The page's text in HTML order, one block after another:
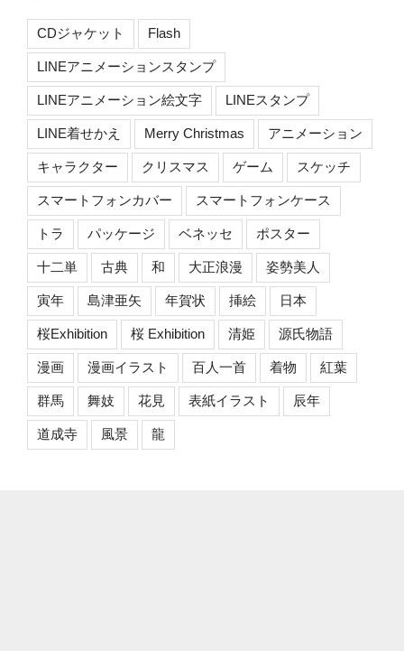
CDジャケット Flash
LINEアニメーションスタンプ
LINEアニメーション絵文字 LINEスタンプ
LINE着せかえ Merry Christmas アニメーション
キャラクター クリスマス ゲーム スケッチ
スマートフォンカバー スマートフォンケース
トラ パッケージ ベネッセ ポスター
十二単 古典 和 大正浪漫 姿勢美人
寅年 島津亜矢 年賀状 挿絵 日本
桜Exhibition 桜 Exhibition 清姫 源氏物語
漫画 漫画イラスト 百人一首 着物 紅葉
群馬 舞妓 花見 表紙イラスト 辰年
道成寺 風景 龍